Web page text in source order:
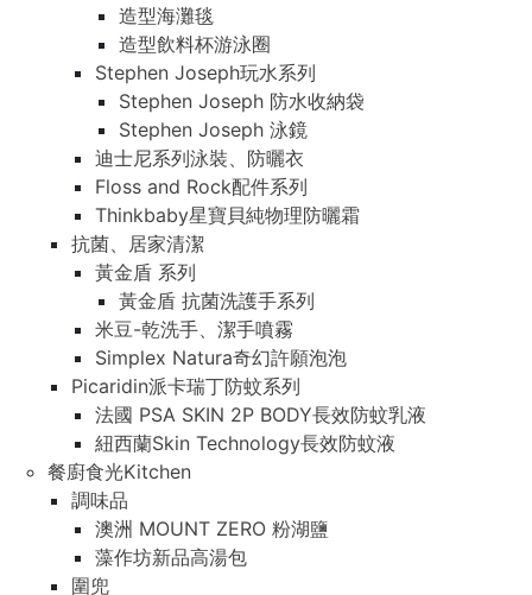
造型海灘毯
造型飲料杯游泳圈
Stephen Joseph玩水系列
Stephen Joseph 防水收納袋
Stephen Joseph 泳鏡
迪士尼系列泳裝、防曬衣
Floss and Rock配件系列
Thinkbaby星寶貝純物理防曬霜
抗菌、居家清潔
黃金盾 系列
黃金盾 抗菌洗護手系列
米豆-乾洗手、潔手噴霧
Simplex Natura奇幻許願泡泡
Picaridin派卡瑞丁防蚊系列
法國 PSA SKIN 2P BODY長效防蚊乳液
紐西蘭Skin Technology長效防蚊液
餐廚食光Kitchen
調味品
澳洲 MOUNT ZERO 粉湖鹽
藻作坊新品高湯包
圍兜